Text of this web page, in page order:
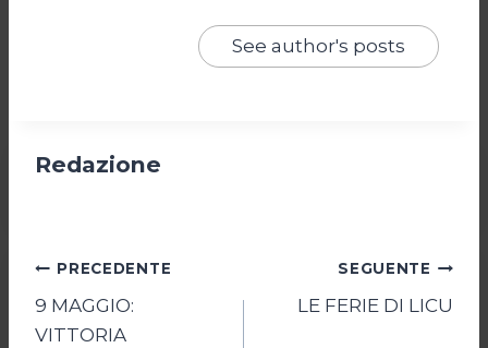
See author's posts
Redazione
Navigazione
articoli
PRECEDENTE
9 MAGGIO:
VITTORIA
SEGUENTE
LE FERIE DI LICU